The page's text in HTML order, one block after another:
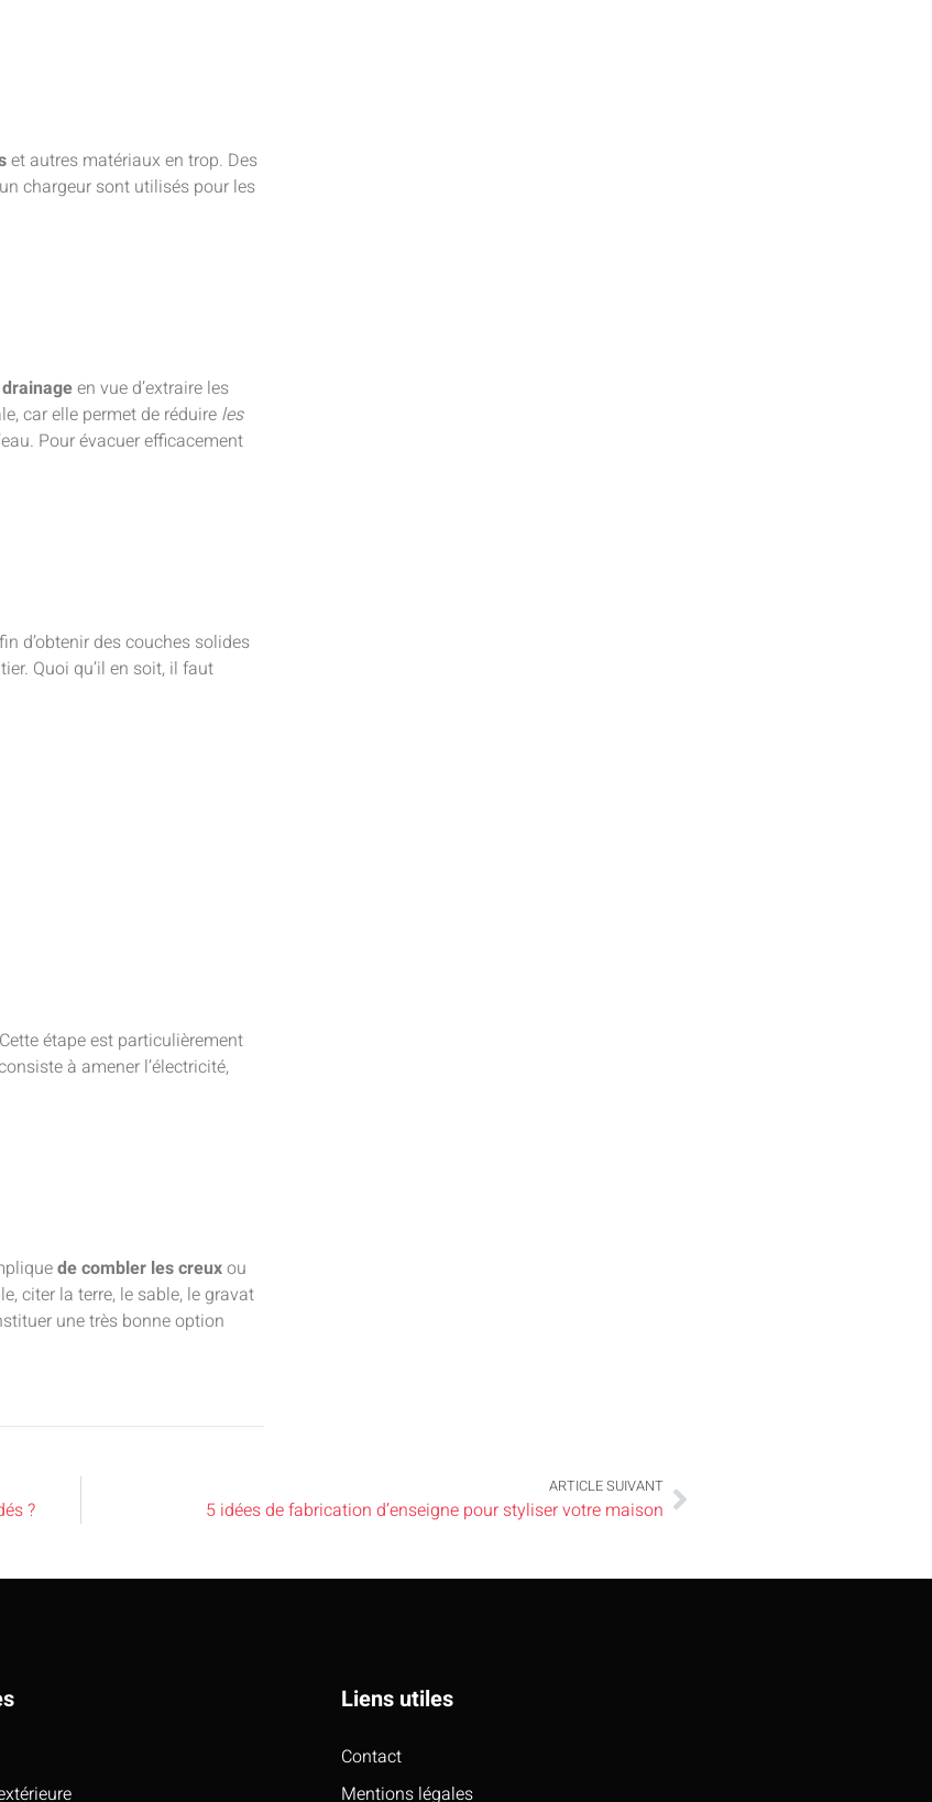
et autres matériaux en trop. Des
chargeur sont utilisés pour les
en vue d’extraire les
car elle permet de réduire les
Pour évacuer efficacement
d’obtenir des couches solides
Quoi qu’il en soit, il faut
étape est particulièrement
à amener l’électricité,
de combler les creuxou
citer la terre, le sable, le gravat
une très bonne option
?
ARTICLE SUIVANT
5 idées de fabrication d’enseigne pour styliser votre maison
Liens utiles
Contact
Mentions légales